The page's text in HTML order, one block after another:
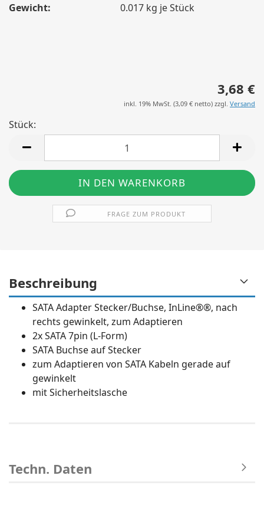
Gewicht:
0.017 kg je Stück
3,68 €
inkl. 19% MwSt. (3,09 € netto) zzgl. Versand
Stück:
FRAGE ZUM PRODUKT
Beschreibung
SATA Adapter Stecker/Buchse, InLine®®, nach
rechts gewinkelt, zum Adaptieren
2x SATA 7pin (L-Form)
SATA Buchse auf Stecker
zum Adaptieren von SATA Kabeln gerade auf
gewinkelt
mit Sicherheitslasche
Techn. Daten